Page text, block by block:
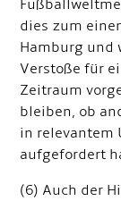
dies zum
Hamburg und
Verstoße für
Zeitraum
bleiben, ob
in relevantem
aufgefordert
(6) Auch der